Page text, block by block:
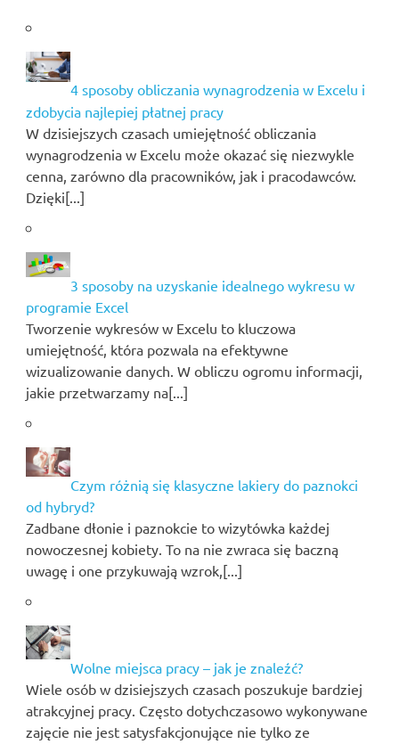
4 sposoby obliczania wynagrodzenia w Excelu i
zdobycia najlepiej płatnej pracy
W dzisiejszych czasach umiejętność obliczania
wynagrodzenia w Excelu może okazać się niezwykle
cenna, zarówno dla pracowników, jak i pracodawców.
Dzięki[...]
3 sposoby na uzyskanie idealnego wykresu w
programie Excel
Tworzenie wykresów w Excelu to kluczowa
umiejętność, która pozwala na efektywne
wizualizowanie danych. W obliczu ogromu informacji,
jakie przetwarzamy na[...]
Czym różnią się klasyczne lakiery do paznokci
od hybryd?
Zadbane dłonie i paznokcie to wizytówka każdej
nowoczesnej kobiety. To na nie zwraca się baczną
uwagę i one przykuwają wzrok,[...]
Wolne miejsca pracy – jak je znaleźć?
Wiele osób w dzisiejszych czasach poszukuje bardziej
atrakcyjnej pracy. Często dotychczasowo wykonywane
zajęcie nie jest satysfakcjonujące nie tylko ze